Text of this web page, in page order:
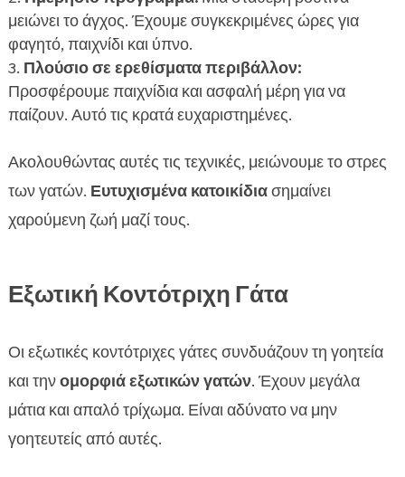
μειώνει το άγχος. Έχουμε συγκεκριμένες ώρες για
φαγητό, παιχνίδι και ύπνο.
Πλούσιο σε ερεθίσματα περιβάλλον:
Προσφέρουμε παιχνίδια και ασφαλή μέρη για να
παίζουν. Αυτό τις κρατά ευχαριστημένες.
Ακολουθώντας αυτές τις τεχνικές, μειώνουμε το στρες
των γατών. Ευτυχισμένα κατοικίδιασημαίνει
χαρούμενη ζωή μαζί τους.
Εξωτική Κοντότριχη Γάτα
Οι εξωτικές κοντότριχες γάτες συνδυάζουν τη γοητεία
και τηνομορφιά εξωτικών γατών. Έχουν μεγάλα
μάτια και απαλό τρίχωμα. Είναι αδύνατο να μην
γοητευτείς από αυτές.